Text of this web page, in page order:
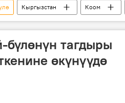
Кыргызстан Коом
тагдыры
өкүнүүдө